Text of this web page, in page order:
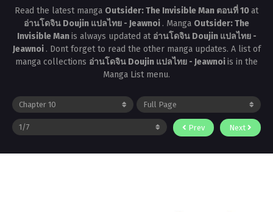
Read the latest manga Outsider: The Invisible Man ตอนที่ 10at
อ่านโดจิน Doujin แปลไทย - Jeawnoi . Manga Outsider: The
Invisible Manis always updated at อ่านโดจิน Doujin แปลไทย -
Jeawnoi . Dont forget to read the other manga updates. A list of
manga collections อ่านโดจิน Doujin แปลไทย - Jeawnoiis in the
Manga List menu.
Prev Next